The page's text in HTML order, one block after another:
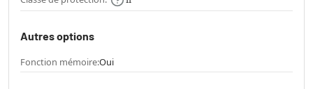
Autres options
Fonction mémoire:Oui